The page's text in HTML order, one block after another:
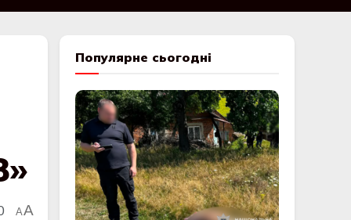
AA
Популярне сьогодні